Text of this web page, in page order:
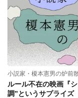
小説家・榎本憲男の炉前
ルール不在の映画『
調”というサプライズ